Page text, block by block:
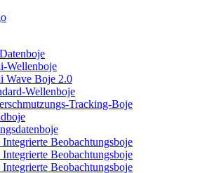
Wellenboje
Wave Boje 2.0
Wellenboje
Tracking-Boje
Integrierte Beobachtungsboje
Integrierte Beobachtungsboje
Integrierte Beobachtungsboje